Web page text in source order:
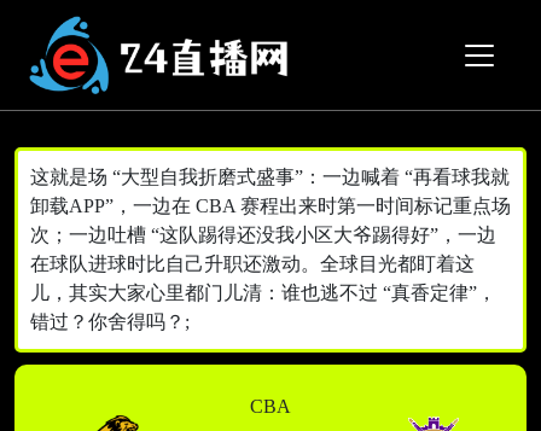
这就是场 “大型自我折磨式盛事”：一边喊着 “再看球我就
卸载APP”，一边在 CBA 赛程出来时第一时间标记重点场
次；一边吐槽 “这队踢得还没我小区大爷踢得好”，一边
在球队进球时比自己升职还激动。全球目光都盯着这
儿，其实大家心里都门儿清：谁也逃不过 “真香定律”，
错过？你舍得吗？;
CBA